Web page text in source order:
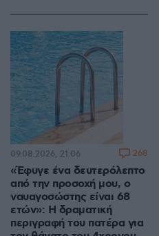
«Έφυγε ένα δευτερόλεπτο
από την προσοχή μου, ο
ναυαγοσώστης είναι 68
ετών»: Η δραματική
περιγραφή του πατέρα για
09.08.2026, 21:06 268